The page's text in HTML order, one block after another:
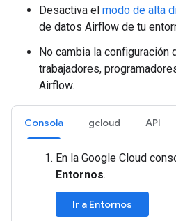
Desactiva el modo de alta
de datos Airflow de tu
No cambia la configuración
trabajadores,
Airflow.
Consola gcloud API
En la Google Cloud
Entornos.
Ir a Entornos